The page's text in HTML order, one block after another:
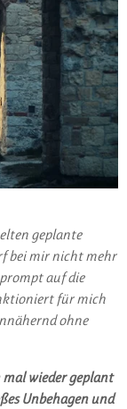
geplante
bei mir nicht mehr
auf die
für mich
ohne
mal wieder geplant
Unbehagen und